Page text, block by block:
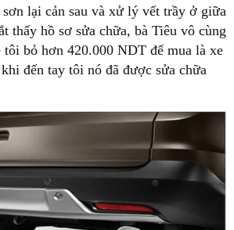
lại cản sau và xử lý vết trầy ở giữa
thấy hồ sơ sửa chữa, bà Tiêu vô cùng
tôi bỏ hơn 420.000 NDT để mua là xe
đến tay tôi nó đã được sửa chữa